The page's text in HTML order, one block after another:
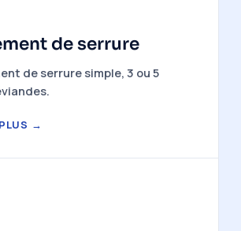
de serrure
de serrure simple, 3 ou 5
→